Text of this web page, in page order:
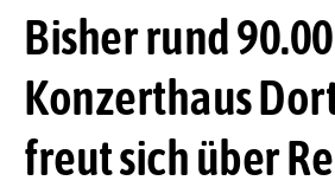
Bisher rund
Konzerthaus
freut sich über